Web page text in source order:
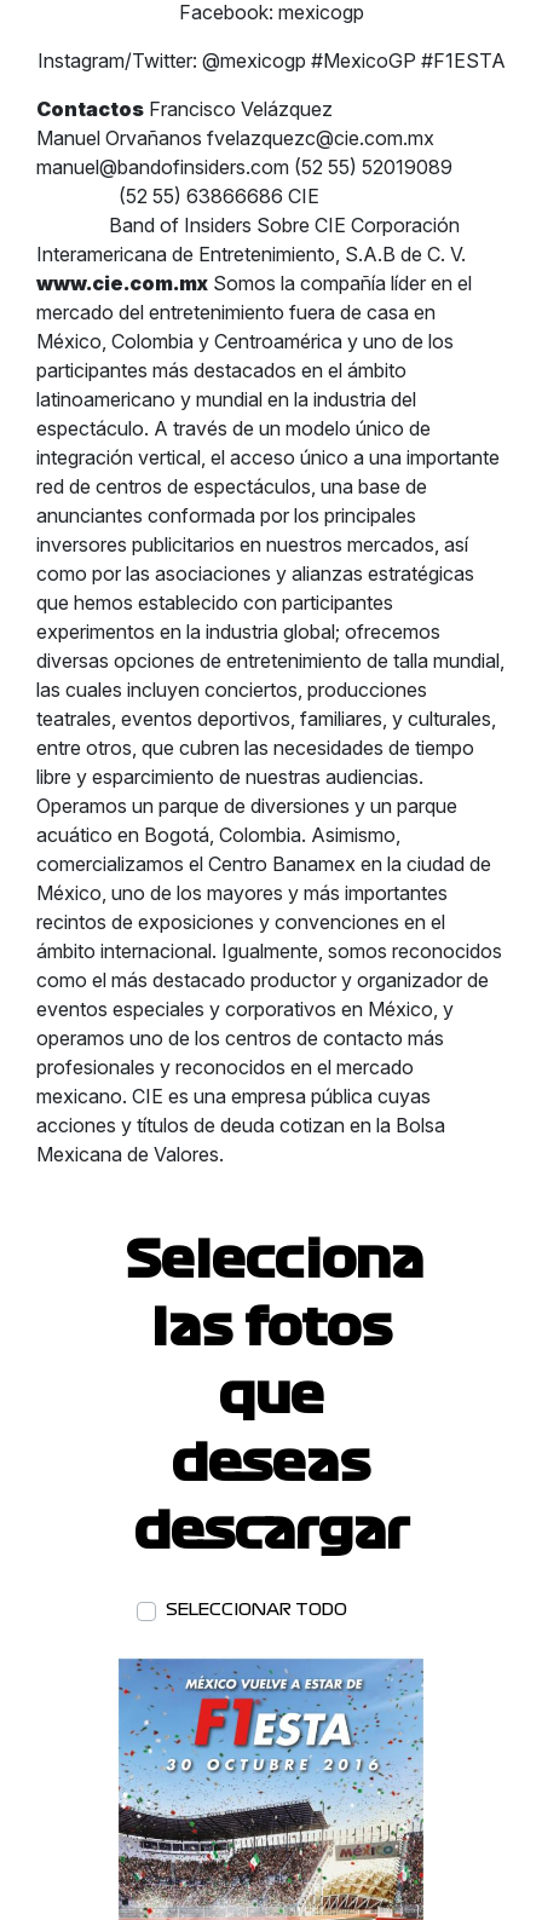
Facebook: mexicogp
Instagram/Twitter: @mexicogp #MexicoGP #F1ESTA
Contactos Francisco Velázquez
Manuel Orvañanos fvelazquezc@cie.com.mx
manuel@bandofinsiders.com (52 55) 52019089
(52 55) 63866686 CIE
Band of Insiders Sobre CIE Corporación
Interamericana de Entretenimiento, S.A.B de C. V.
www.cie.com.mx Somos la compañía líder en el
mercado del entretenimiento fuera de casa en
México, Colombia y Centroamérica y uno de los
participantes más destacados en el ámbito
latinoamericano y mundial en la industria del
espectáculo. A través de un modelo único de
integración vertical, el acceso único a una importante
red de centros de espectáculos, una base de
anunciantes conformada por los principales
inversores publicitarios en nuestros mercados, así
como por las asociaciones y alianzas estratégicas
que hemos establecido con participantes
experimentos en la industria global; ofrecemos
diversas opciones de entretenimiento de talla mundial,
las cuales incluyen conciertos, producciones
teatrales, eventos deportivos, familiares, y culturales,
entre otros, que cubren las necesidades de tiempo
libre y esparcimiento de nuestras audiencias.
Operamos un parque de diversiones y un parque
acuático en Bogotá, Colombia. Asimismo,
comercializamos el Centro Banamex en la ciudad de
México, uno de los mayores y más importantes
recintos de exposiciones y convenciones en el
ámbito internacional. Igualmente, somos reconocidos
como el más destacado productor y organizador de
eventos especiales y corporativos en México, y
operamos uno de los centros de contacto más
profesionales y reconocidos en el mercado
mexicano. CIE es una empresa pública cuyas
acciones y títulos de deuda cotizan en la Bolsa
Mexicana de Valores.
Selecciona
las fotos
que
deseas
descargar
SELECCIONAR TODO